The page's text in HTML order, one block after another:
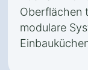
Oberflächen
modulare